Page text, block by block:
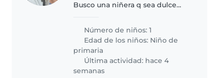
Busco una niñera q sea dulce
Número de niños: 1
Edad de los niños: Niño de
primaria
Última actividad: hace 4
semanas